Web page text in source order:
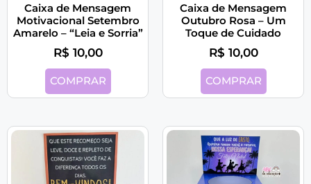
Caixa de Mensagem
Motivacional Setembro
Amarelo – “Leia e Sorria”
R$ 10,00
COMPRAR
Caixa de Mensagem
Outubro Rosa – Um
Toque de Cuidado
R$ 10,00
COMPRAR